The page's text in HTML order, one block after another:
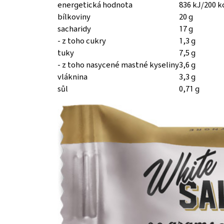
energetická hodnota
836 kJ/200
bílkoviny
20 g
sacharidy
17 g
- z toho cukry
1,3 g
tuky
7,5 g
- z toho nasycené mastné kyseliny3,6 g
vláknina
3,3 g
sůl
0,71 g